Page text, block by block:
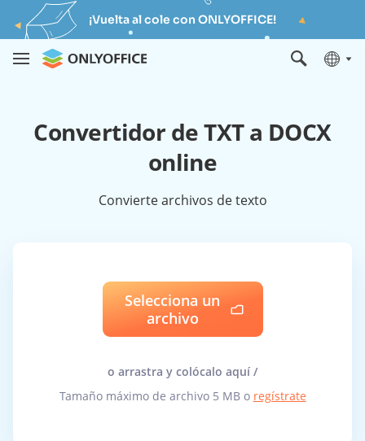
¡Vuelta al cole con ONLYOFFICE!
Convertidor de TXT a DOCX
online
Convierte archivos de texto
Selecciona un
archivo
o arrastra y colócalo aquí /
Tamaño máximo de archivo 5 MB o regístrate